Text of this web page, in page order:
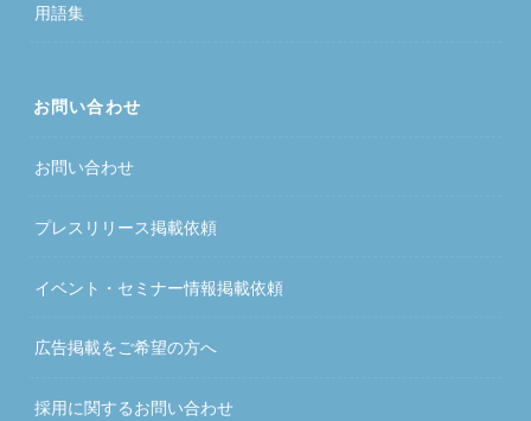
用語集
お問い合わせ
お問い合わせ
プレスリリース掲載依頼
イベント・セミナー情報掲載依頼
広告掲載をご希望の方へ
採用に関するお問い合わせ